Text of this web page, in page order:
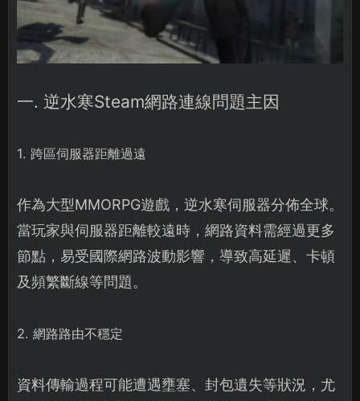
一. 逆水寒Steam網路連線問題主因
1. 跨區伺服器距離過遠
作為大型MMORPG遊戲，逆水寒伺服器分佈全球。
當玩家與伺服器距離較遠時，網路資料需經過更多
節點，易受國際網路波動影響，導致高延遲、卡頓
及頻繁斷線等問題。
2. 網路路由不穩定
資料傳輸過程可能遭遇壅塞、封包遺失等狀況，尤